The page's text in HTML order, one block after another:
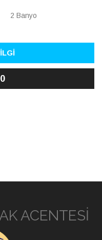
2 Banyo
ACENTESİ